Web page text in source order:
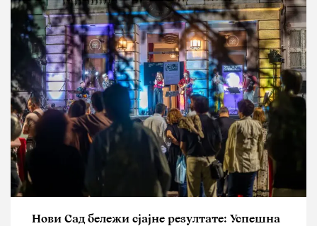
Нови Сад бележи сјајне резултате: Успешна